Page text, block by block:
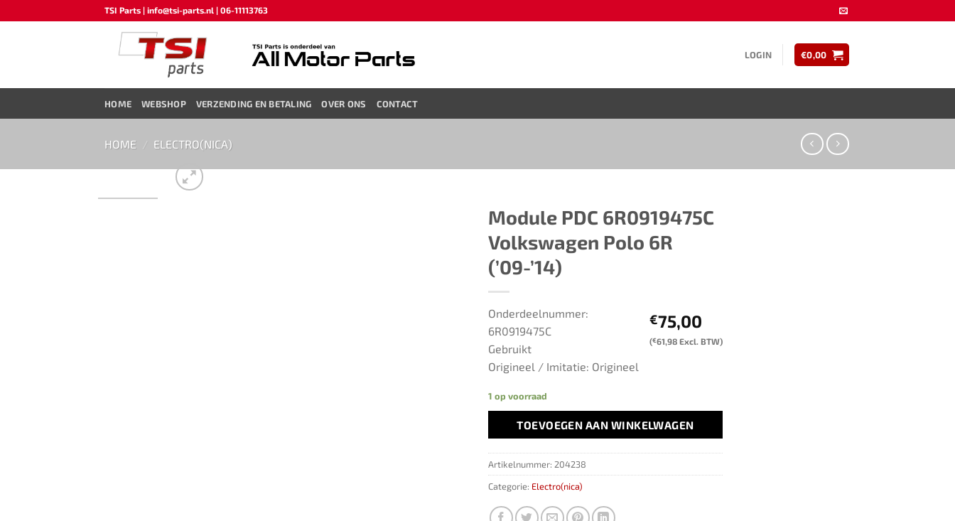
naar
TSI Parts | info@tsi-parts.nl | 06-11113763
LOGIN €0,00
HOME WEBSHOP VERZENDING EN BETALING OVER ONS CONTACT
HOME / ELECTRO(NICA)
Module PDC ​​6R0919475C​ ​​
Volkswagen Polo 6R
(’09-’14)​
€75,00
(€61,98 Excl. BTW)
Onderdeelnummer:
6R0919475C
Gebruikt
Origineel / Imitatie: Origineel
1 op voorraad
TOEVOEGEN AAN WINKELWAGEN
Artikelnummer: 204238
Categorie: Electro(nica)